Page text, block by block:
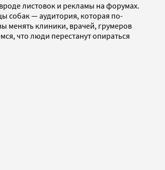
листовок и рекламы на форумах.
собак — аудитория, которая по-
менять клиники, врачей, грумеров
что люди перестанут опираться